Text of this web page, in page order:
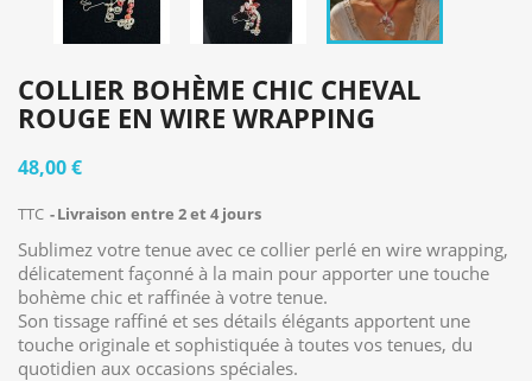
COLLIER BOHÈME CHIC CHEVAL
ROUGE EN WIRE WRAPPING
48,00 €
TTC Livraison entre 2 et 4 jours
Sublimez votre tenue avec ce collier perlé en wire wrapping,
délicatement façonné à la main pour apporter une touche
bohème chic et raffinée à votre tenue.
Son tissage raffiné et ses détails élégants apportent une
touche originale et sophistiquée à toutes vos tenues, du
quotidien aux occasions spéciales.